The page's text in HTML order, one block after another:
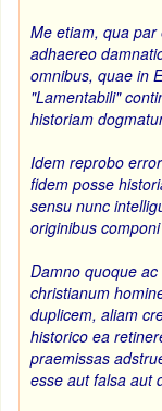
Me etiam, qua
adhaereo
omnibus, quae in
"Lamentabili"
historiam
Idem reprobo
fidem posse
sensu nunc
originibus
Damno quoque
christianum
duplicem, aliam
historico ea
praemissas
esse aut falsa aut